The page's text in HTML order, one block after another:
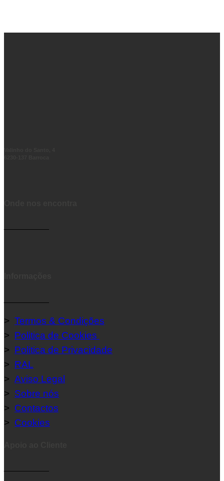
> Termos & Condições
> Politica de Cookies
> Politica de Privacidade
> RAL
> Aviso Legal
> Sobre nós
> Contactos
> Cookies